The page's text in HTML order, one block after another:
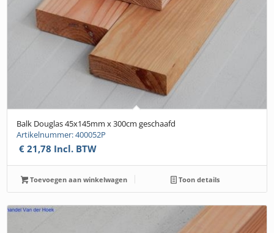
Balk Douglas 45x145mm x 300cm geschaafd
Artikelnummer: 400052P
€ 21,78 Incl. BTW
Toevoegen aan winkelwagen Toon details